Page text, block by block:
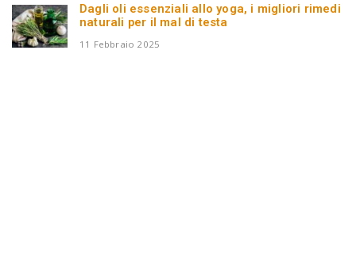
Dagli oli essenziali allo yoga, i migliori rimedi
naturali per il mal di testa
11 Febbraio 2025